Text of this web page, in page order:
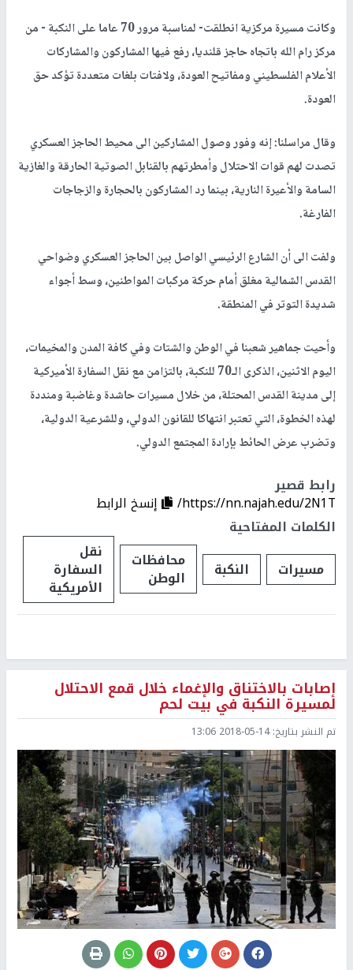
وكانت مسيرة مركزية انطلقت- لمناسبة مرور 70 عاما على النكبة - من
مركز رام الله باتجاه حاجز قلنديا، رفع فيها المشاركون والمشاركات
الأعلام الفلسطيني ومفاتيح العودة، ولافتات بلغات متعددة تؤكد حق
العودة.
وقال مراسلنا: إنه وفور وصول المشاركين الى محيط الحاجز العسكري
تصدت لهم قوات الاحتلال وأمطرتهم بالقنابل الصوتية الحارقة والغازية
السامة والأعيرة النارية، بينما رد المشاركون بالحجارة والزجاجات
الفارغة.
ولفت الى أن الشارع الرئيسي الواصل بين الحاجز العسكري وضواحي
القدس الشمالية مغلق أمام حركة مركبات المواطنين، وسط أجواء
شديدة التوتر في المنطقة.
وأحيت جماهير شعبنا في الوطن والشتات وفي كافة المدن والمخيمات،
اليوم الاثنين، الذكرى الـ70 للنكبة، بالتزامن مع نقل السفارة الأميركية
إلى مدينة القدس المحتلة، من خلال مسيرات حاشدة وغاضبة ومنددة
لهذه الخطوة، التي تعتبر انتهاكا للقانون الدولي، وللشرعية الدولية،
وتضرب عرض الحائط بإرادة المجتمع الدولي.
رابط قصير
https://nn.najah.edu/2N1T/
إنسخ الرابط
الكلمات المفتاحية
مسيرات
النكبة محافظات
الوطن
نقل
السفارة
الأمريكية
إصابات بالاختناق والإغماء خلال قمع الاحتلال
لمسيرة النكبة في بيت لحم
تم النشر بتاريخ:2018-05-14 13:06